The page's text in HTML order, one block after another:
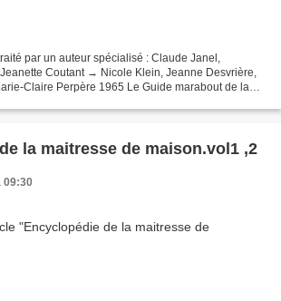
par un auteur spécialisé : Claude Janel,
Coutant → Nicole Klein, Jeanne Desvrière,
Claire Perpère 1965 Le Guide marabout de la
la maitresse de maison.vol1 ,2
09:30